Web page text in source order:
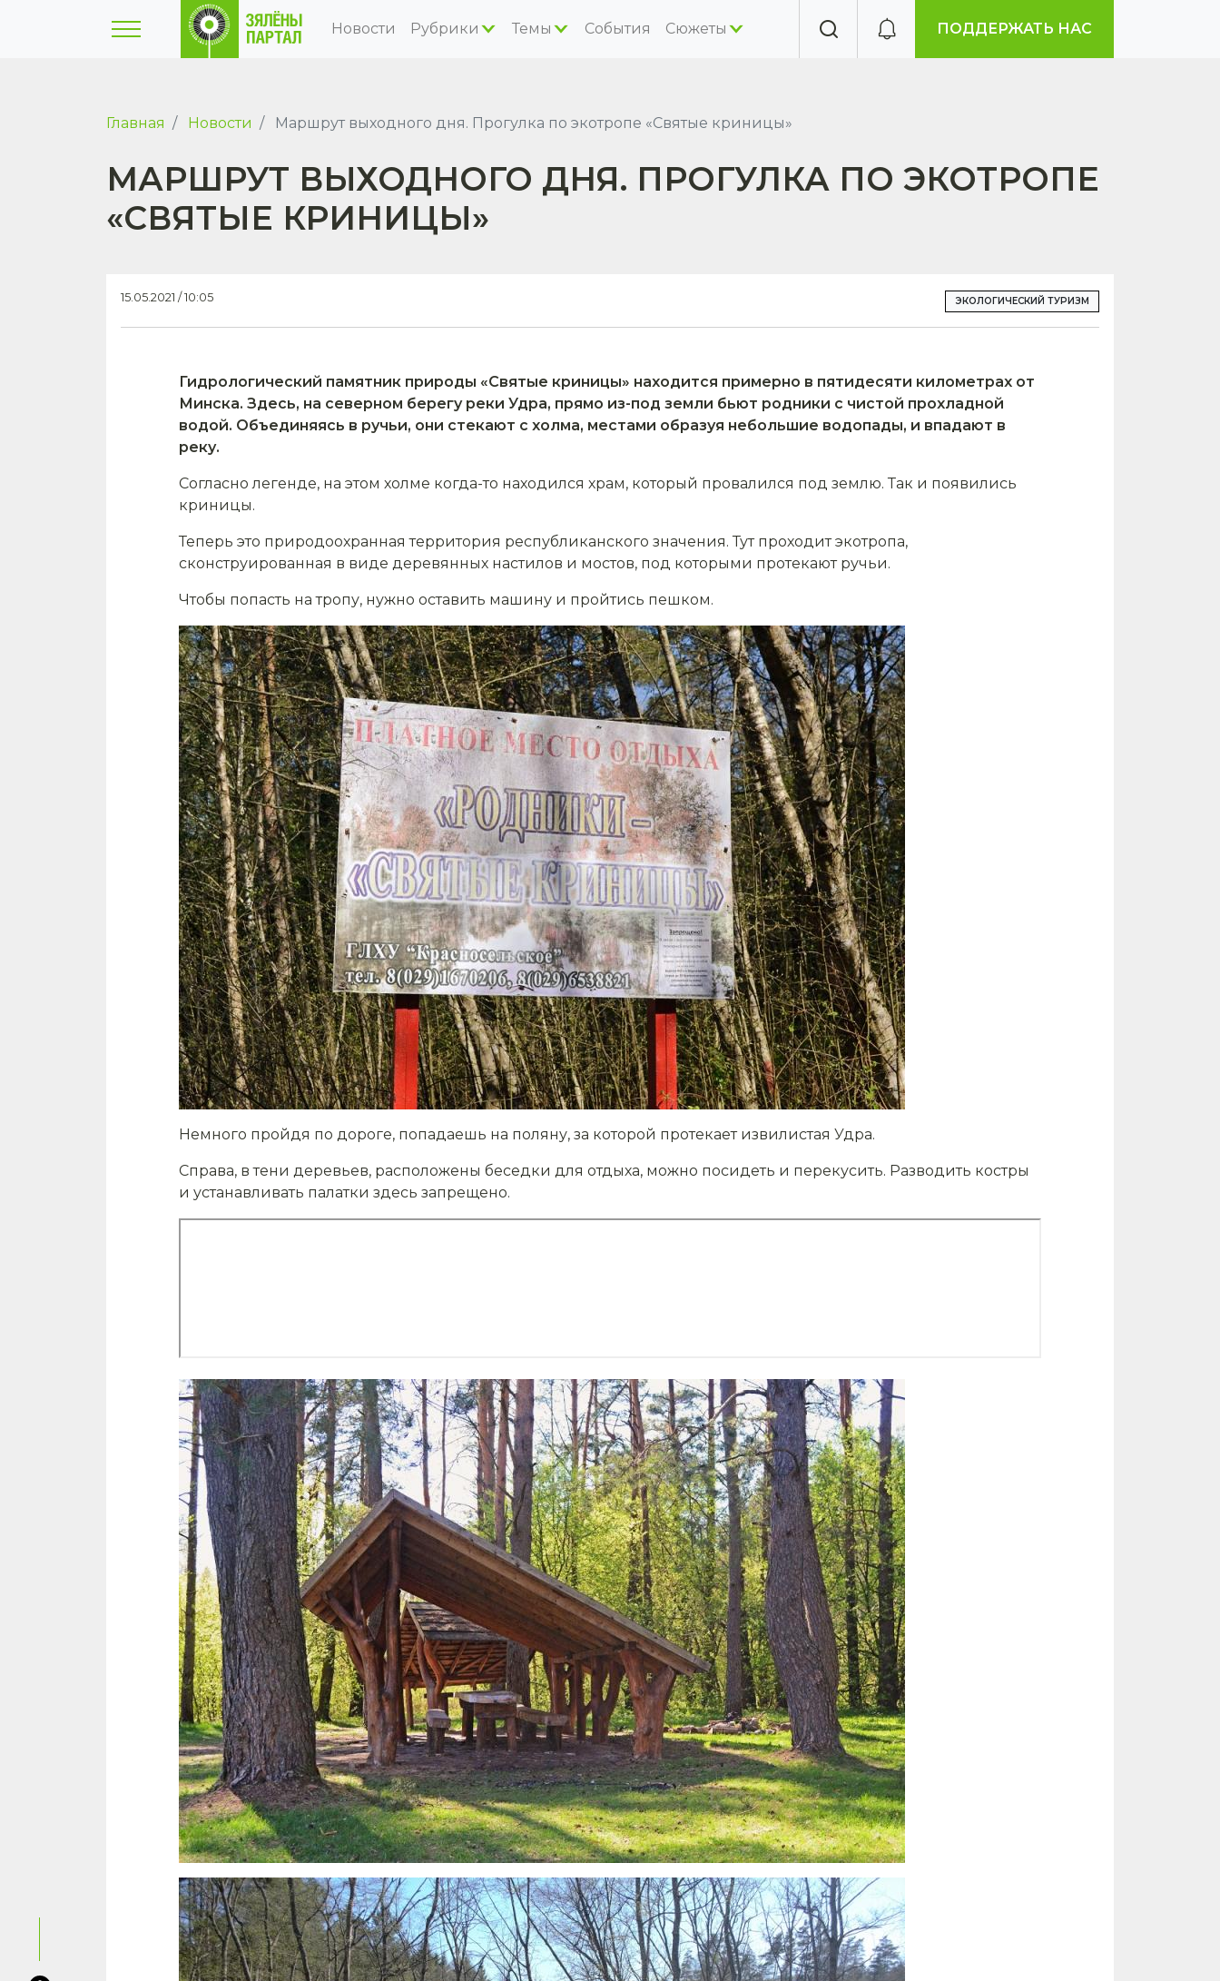
Новости Рубрики Темы События Сюжеты ПОДДЕРЖАТЬ НАС
Главная Новости Маршрут выходного дня. Прогулка по экотропе «Святые криницы»
МАРШРУТ ВЫХОДНОГО ДНЯ. ПРОГУЛКА ПО ЭКОТРОПЕ
«СВЯТЫЕ КРИНИЦЫ»
15.05.2021 / 10:05 ЭКОЛОГИЧЕСКИЙ ТУРИЗМ
Гидрологический памятник природы «Святые криницы» находится примерно в пятидесяти километрах от
Минска. Здесь, на северном берегу реки Удра, прямо из-под земли бьют родники с чистой прохладной
водой. Объединяясь в ручьи, они стекают с холма, местами образуя небольшие водопады, и впадают в
реку.
Согласно легенде, на этом холме когда-то находился храм, который провалился под землю. Так и появились
криницы.
Теперь это природоохранная территория республиканского значения. Тут проходит экотропа,
сконструированная в виде деревянных настилов и мостов, под которыми протекают ручьи.
Чтобы попасть на тропу, нужно оставить машину и пройтись пешком.
Немного пройдя по дороге, попадаешь на поляну, за которой протекает извилистая Удра.
Справа, в тени деревьев, расположены беседки для отдыха, можно посидеть и перекусить. Разводить костры
и устанавливать палатки здесь запрещено.